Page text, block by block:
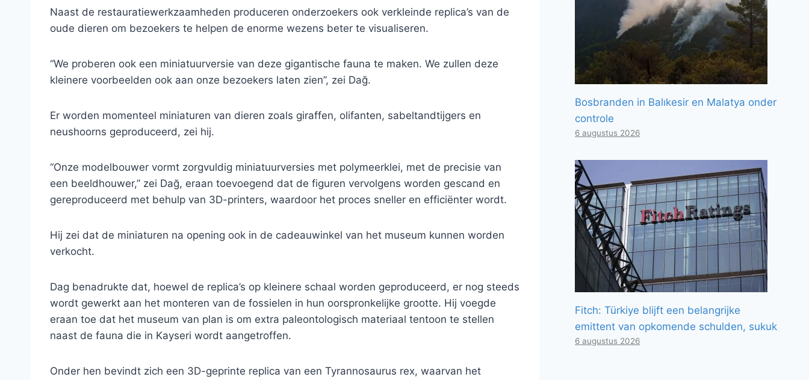
Naast de restauratiewerkzaamheden produceren onderzoekers ook verkleinde replica’s van de
oude dieren om bezoekers te helpen de enorme wezens beter te visualiseren.
“We proberen ook een miniatuurversie van deze gigantische fauna te maken. We zullen deze
kleinere voorbeelden ook aan onze bezoekers laten zien”, zei Dağ.
Er worden momenteel miniaturen van dieren zoals giraffen, olifanten, sabeltandtijgers en
neushoorns geproduceerd, zei hij.
“Onze modelbouwer vormt zorgvuldig miniatuurversies met polymeerklei, met de precisie van
een beeldhouwer,” zei Dağ, eraan toevoegend dat de figuren vervolgens worden gescand en
gereproduceerd met behulp van 3D-printers, waardoor het proces sneller en efficiënter wordt.
Hij zei dat de miniaturen na opening ook in de cadeauwinkel van het museum kunnen worden
verkocht.
Dag benadrukte dat, hoewel de replica’s op kleinere schaal worden geproduceerd, er nog steeds
wordt gewerkt aan het monteren van de fossielen in hun oorspronkelijke grootte. Hij voegde
eraan toe dat het museum van plan is om extra paleontologisch materiaal tentoon te stellen
naast de fauna die in Kayseri wordt aangetroffen.
Onder hen bevindt zich een 3D-geprinte replica van een Tyrannosaurus rex, waarvan het
Bosbranden in Balıkesir en Malatya onder
controle
6 augustus 2026
Fitch: Türkiye blijft een belangrijke
emittent van opkomende schulden, sukuk
6 augustus 2026